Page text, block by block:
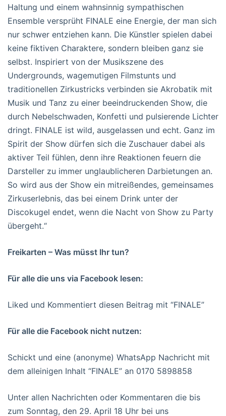
Haltung und einem wahnsinnig sympathischen
Ensemble versprüht FINALE eine Energie, der man sich
nur schwer entziehen kann. Die Künstler spielen dabei
keine fiktiven Charaktere, sondern bleiben ganz sie
selbst. Inspiriert von der Musikszene des
Undergrounds, wagemutigen Filmstunts und
traditionellen Zirkustricks verbinden sie Akrobatik mit
Musik und Tanz zu einer beeindruckenden Show, die
durch Nebelschwaden, Konfetti und pulsierende Lichter
dringt. FINALE ist wild, ausgelassen und echt. Ganz im
Spirit der Show dürfen sich die Zuschauer dabei als
aktiver Teil fühlen, denn ihre Reaktionen feuern die
Darsteller zu immer unglaublicheren Darbietungen an.
So wird aus der Show ein mitreißendes, gemeinsames
Zirkuserlebnis, das bei einem Drink unter der
Discokugel endet, wenn die Nacht von Show zu Party
übergeht.“
Freikarten – Was müsst Ihr tun?
Für alle die uns via Facebook lesen:
Liked und Kommentiert diesen Beitrag mit “FINALE”
Für alle die Facebook nicht nutzen:
Schickt und eine (anonyme) WhatsApp Nachricht mit
dem alleinigen Inhalt “FINALE” an 0170 5898858
Unter allen Nachrichten oder Kommentaren die bis
zum Sonntag, den 29. April 18 Uhr bei uns